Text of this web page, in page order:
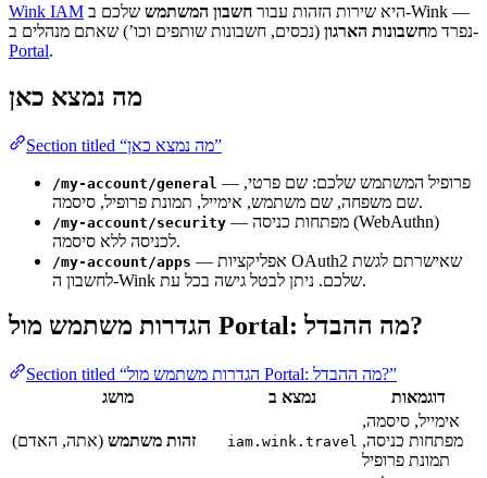
Wink IAM היא שירות הזהות עבור חשבון המשתמש שלכם ב-Wink —
נפרד מחשבונות הארגון
(נכסים, חשבונות שותפים וכו’) שאתם מנהלים ב-
Portal.
מה נמצא כאן
Section titled “מה נמצא כאן”
/my-account/general — פרופיל המשתמש שלכם: שם פרטי,
שם משפחה, שם משתמש, אימייל, תמונת פרופיל, סיסמה.
/my-account/security — מפתחות כניסה (WebAuthn)
לכניסה ללא סיסמה.
/my-account/apps — אפליקציות OAuth2 שאישרתם לגשת
לחשבון ה-Wink שלכם. ניתן לבטל גישה בכל עת.
הגדרות משתמש מול Portal: מה ההבדל?
Section titled “הגדרות משתמש מול Portal: מה ההבדל?”
מושג
נמצא ב דוגמאות
זהות משתמש (אתה, האדם) iam.wink.travel
אימייל, סיסמה,
מפתחות כניסה,
תמונת פרופיל